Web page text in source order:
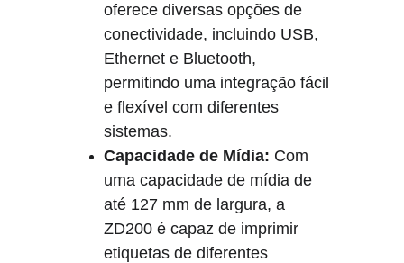
oferece diversas opções de
conectividade, incluindo USB,
Ethernet e Bluetooth,
permitindo uma integração fácil
e flexível com diferentes
sistemas.
Capacidade de Mídia: Com
uma capacidade de mídia de
até 127 mm de largura, a
ZD200 é capaz de imprimir
etiquetas de diferentes